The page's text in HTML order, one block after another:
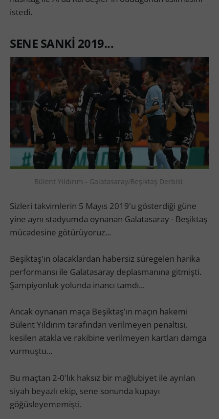
istedi.
SENE SANKİ 2019...
Bülent Yıldırım - Galatasaray/Beşiktaş Derbisi
Sizleri takvimlerin 5 Mayıs 2019'u gösterdiği güne
yine aynı stadyumda oynanan Galatasaray - Beşiktaş
mücadesine götürüyoruz...
Beşiktaş'ın olacaklardan habersiz süregelen harika
performansı ile Galatasaray deplasmanına gitmişti.
Şampiyonluk yolunda inancı tamdı...
Ancak oynanan maça Beşiktaş'ın maçın hakemi
Bülent Yıldırım tarafından verilmeyen penaltısı,
kesilen atakla ve rakibine verilmeyen kartları damga
vurmuştu...
Bu maçtan 2-0'lık haksız bir mağlubiyet ile ayrılan
siyah beyazlı ekip, sene sonunda kupayı
göğüsleyememişti.